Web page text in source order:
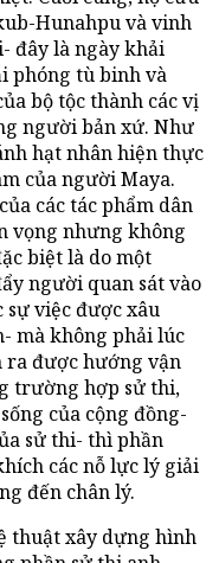
Hunahpu và vinh
đây là ngày khải
phóng tù binh và
bộ tộc thành các vị
người bản xứ. Như
hạt nhân hiện thực
của người Maya.
các tác phẩm dân
vọng nhưng không
biệt là do một
người quan sát vào
sự việc được xâu
mà không phải lúc
ra được hướng vận
trường hợp sử thi,
của cộng đồng-
sử thi- thì phần
các nỗ lực lý giải
đến chân lý.
thuật xây dựng hình